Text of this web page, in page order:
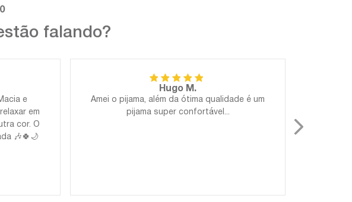
falando?
e
em
cor. O
🎶🍀🌙
Hugo M.
Amei o pijama, além da ótima qualidade é um
pijama super confortável...